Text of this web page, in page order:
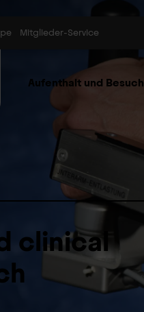
Mitglieder-Service
Aufenthalt und Besuch
clinical